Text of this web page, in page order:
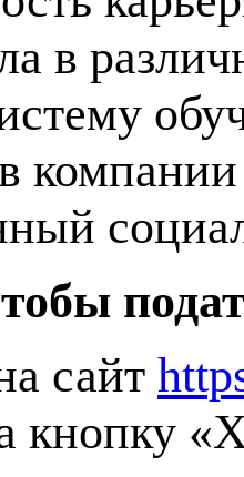
в
сайт
кнопку